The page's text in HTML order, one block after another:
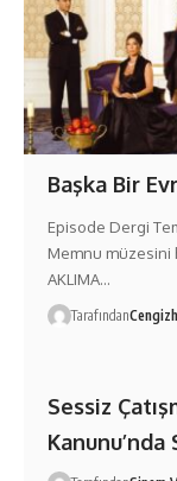
Başka Bir
Episode Dergi
Memnu müzesini
AKLIMA…
Tarafından
Sessiz